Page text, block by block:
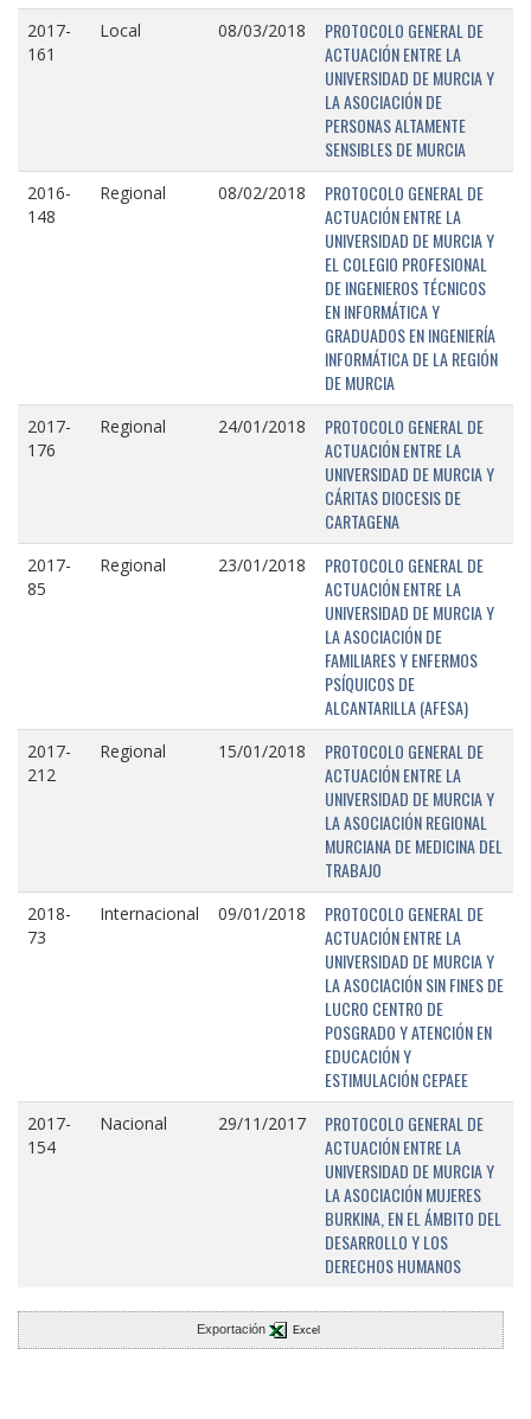
2017-
161
Local 08/03/2018
PROTOCOLO GENERAL DE
ACTUACIÓN ENTRE LA
UNIVERSIDAD DE MURCIA Y
LA ASOCIACIÓN DE
PERSONAS ALTAMENTE
SENSIBLES DE MURCIA
2016-
148
Regional 08/02/2018
PROTOCOLO GENERAL DE
ACTUACIÓN ENTRE LA
UNIVERSIDAD DE MURCIA Y
EL COLEGIO PROFESIONAL
DE INGENIEROS TÉCNICOS
EN INFORMÁTICA Y
GRADUADOS EN INGENIERÍA
INFORMÁTICA DE LA REGIÓN
DE MURCIA
2017-
176
Regional 24/01/2018
PROTOCOLO GENERAL DE
ACTUACIÓN ENTRE LA
UNIVERSIDAD DE MURCIA Y
CÁRITAS DIOCESIS DE
CARTAGENA
2017-
85
Regional 23/01/2018
PROTOCOLO GENERAL DE
ACTUACIÓN ENTRE LA
UNIVERSIDAD DE MURCIA Y
LA ASOCIACIÓN DE
FAMILIARES Y ENFERMOS
PSÍQUICOS DE
ALCANTARILLA (AFESA)
2017-
212
Regional 15/01/2018
PROTOCOLO GENERAL DE
ACTUACIÓN ENTRE LA
UNIVERSIDAD DE MURCIA Y
LA ASOCIACIÓN REGIONAL
MURCIANA DE MEDICINA DEL
TRABAJO
2018-
73
Internacional 09/01/2018
PROTOCOLO GENERAL DE
ACTUACIÓN ENTRE LA
UNIVERSIDAD DE MURCIA Y
LA ASOCIACIÓN SIN FINES DE
LUCRO CENTRO DE
POSGRADO Y ATENCIÓN EN
EDUCACIÓN Y
ESTIMULACIÓN CEPAEE
2017-
154
Nacional 29/11/2017
PROTOCOLO GENERAL DE
ACTUACIÓN ENTRE LA
UNIVERSIDAD DE MURCIA Y
LA ASOCIACIÓN MUJERES
BURKINA, EN EL ÁMBITO DEL
DESARROLLO Y LOS
DERECHOS HUMANOS
Exportación Excel